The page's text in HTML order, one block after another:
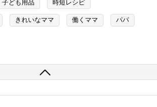
子ども用品 時短レシピ
きれいなママ 働くママ パパ